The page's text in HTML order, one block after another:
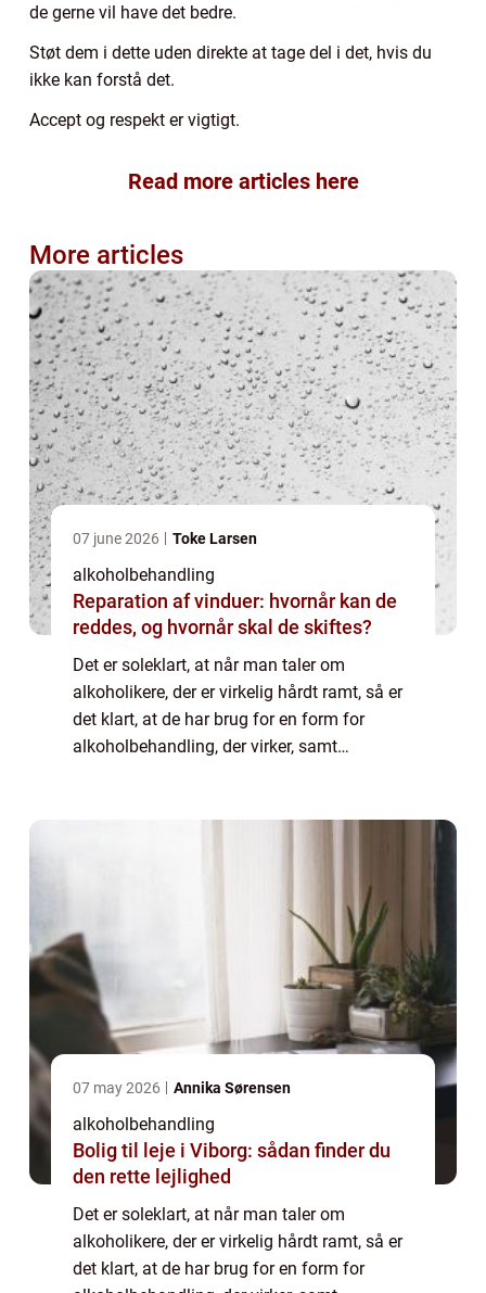
de gerne vil have det bedre.
Støt dem i dette uden direkte at tage del i det, hvis du
ikke kan forstå det.
Accept og respekt er vigtigt.
Read more articles here
More articles
07 june 2026 Toke Larsen
alkoholbehandling
Reparation af vinduer: hvornår kan de
reddes, og hvornår skal de skiftes?
Det er soleklart, at når man taler om
alkoholikere, der er virkelig hårdt ramt, så er
det klart, at de har brug for en form for
alkoholbehandling, der virker, samt
07 may 2026 Annika Sørensen
alkoholbehandling
Bolig til leje i Viborg: sådan finder du
den rette lejlighed
Det er soleklart, at når man taler om
alkoholikere, der er virkelig hårdt ramt, så er
det klart, at de har brug for en form for